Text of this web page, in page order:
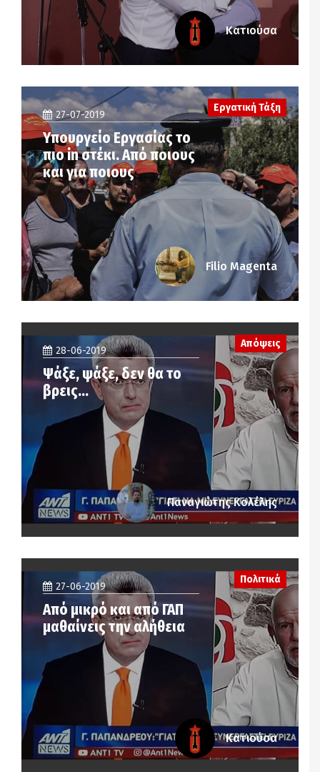
Κατιούσα
27-07-2019
Υπουργείο Εργασίας το
πιο in στέκι. Από ποιους
και για ποιους
Εργατική Τάξη
Filio Magenta
28-06-2019
Ψάξε, ψάξε, δεν θα το
βρεις…
Απόψεις
Παναγιώτης Κολέλης
27-06-2019
Από μικρό και από ΓΑΠ
μαθαίνεις την αλήθεια
Πολιτικά
Κατιούσα